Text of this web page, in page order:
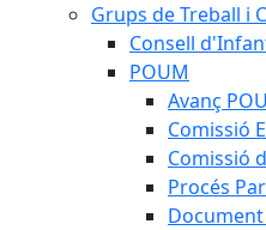
Grups de Treball i
Consell
POUM
Avanç
Comissió
Comissió
Procés